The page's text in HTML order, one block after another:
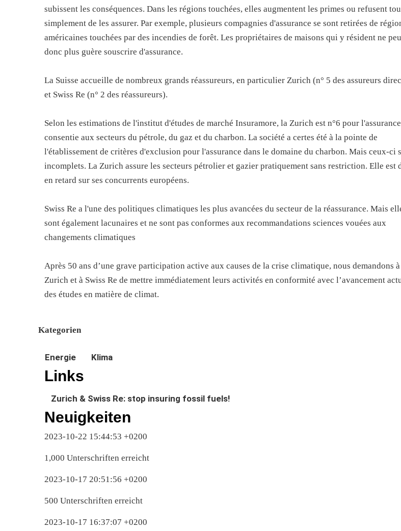
subissent les conséquences. Dans les régions touchées, elles augmentent les primes ou refusent
simplement de les assurer. Par exemple, plusieurs compagnies d'assurance se sont retirées de
américaines touchées par des incendies de forêt. Les propriétaires de maisons qui y résident ne
donc plus guère souscrire d'assurance.
La Suisse accueille de nombreux grands réassureurs, en particulier Zurich (n° 5 des assureurs
et Swiss Re (n° 2 des réassureurs).
Selon les estimations de l'institut d'études de marché Insuramore, la Zurich est n°6 pour l'assurance
consentie aux secteurs du pétrole, du gaz et du charbon. La société a certes été à la pointe de
l'établissement de critères d'exclusion pour l'assurance dans le domaine du charbon. Mais ceux-ci
incomplets. La Zurich assure les secteurs pétrolier et gazier pratiquement sans restriction. Elle est
en retard sur ses concurrents européens.
Swiss Re a l'une des politiques climatiques les plus avancées du secteur de la réassurance. Mais
sont également lacunaires et ne sont pas conformes aux recommandations sciences vouées aux
changements climatiques
Après 50 ans d’une grave participation active aux causes de la crise climatique, nous demandons à
Zurich et à Swiss Re de mettre immédiatement leurs activités en conformité avec l’avancement
des études en matière de climat.
Kategorien
Energie Klima
Links
Zurich & Swiss Re: stop insuring fossil fuels!
Neuigkeiten
2023-10-22 15:44:53 +0200
1,000 Unterschriften erreicht
2023-10-17 20:51:56 +0200
500 Unterschriften erreicht
2023-10-17 16:37:07 +0200